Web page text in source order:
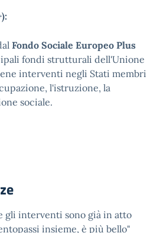
Fondo Sociale Europeo Plus
fondi strutturali dell'Unione
interventi negli Stati membri
l'istruzione, la
sociale.
gli interventi sono già in atto
insieme, è più bello"